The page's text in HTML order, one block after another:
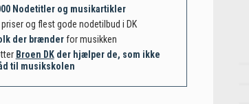
Nodetitler og musikartikler
priser og flest gode nodetilbud i DK
der brænderfor musikken
Broen DKder hjælper de, som ikke
til musikskolen